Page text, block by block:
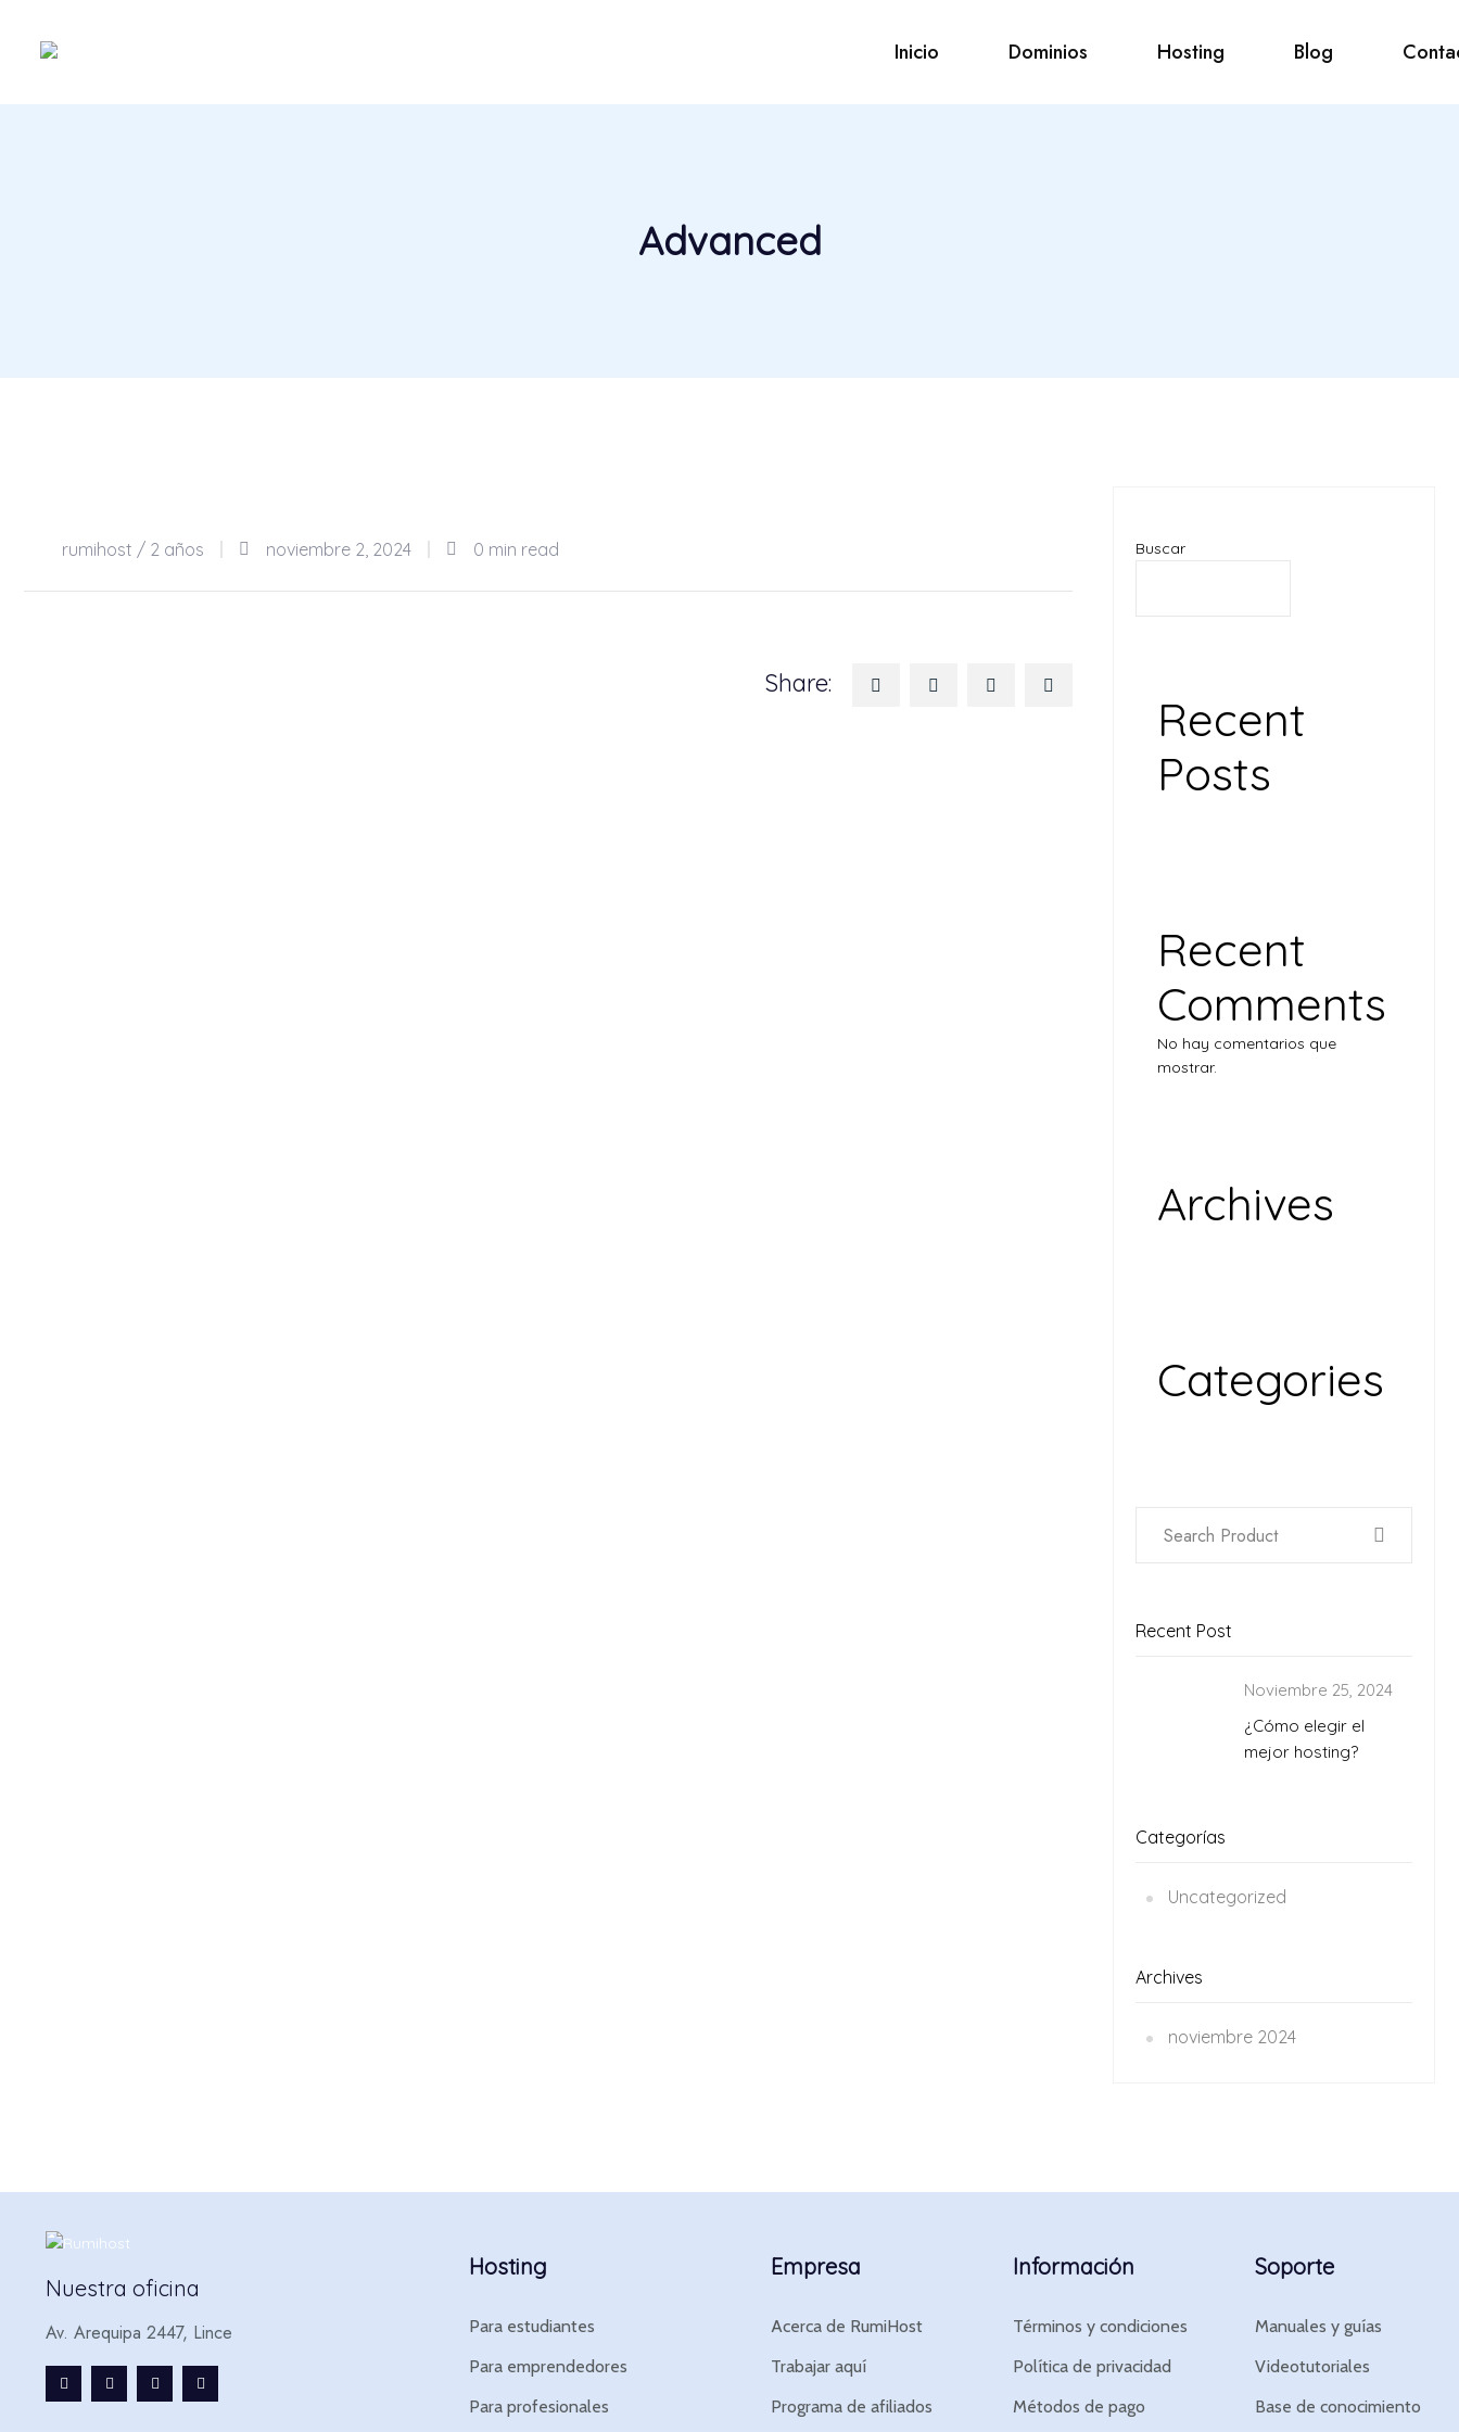
Inicio Dominios Hosting Blog
Advanced
Nov
rumihost / 2 años noviembre 2, 2024 0 min read
Share:
Buscar
Recent
Posts
Recent
Comments
No hay comentarios que
mostrar.
Archives
Categories
Recent Post
Noviembre 25, 2024
¿Cómo elegir el
mejor hosting?
Categorías
Uncategorized
Archives
noviembre 2024
Nuestra oficina
Av. Arequipa 2447, Lince
Hosting
Para estudiantes
Para emprendedores
Para profesionales
Empresa
Acerca de RumiHost
Trabajar aquí
Programa de afiliados
Información
Términos y condiciones
Política de privacidad
Métodos de pago
Soporte
Manuales y guías
Videotutoriales
Base de conocimiento